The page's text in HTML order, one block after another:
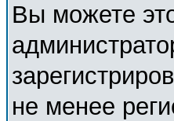
Вы можете
не менее